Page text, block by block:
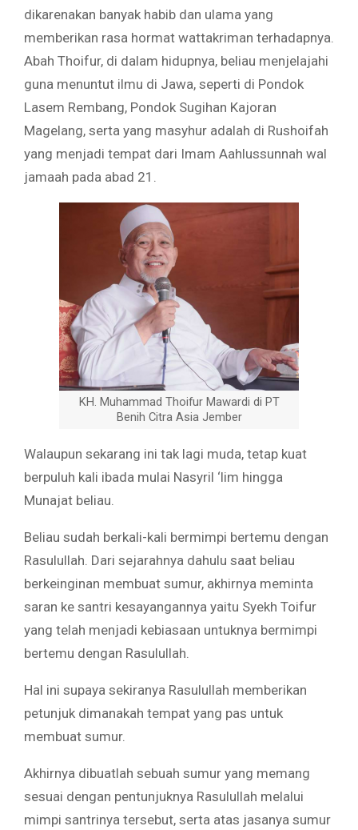
dikarenakan banyak habib dan ulama yang
memberikan rasa hormat wattakriman terhadapnya.
Abah Thoifur, di dalam hidupnya, beliau menjelajahi
guna menuntut ilmu di Jawa, seperti di Pondok
Lasem Rembang, Pondok Sugihan Kajoran
Magelang, serta yang masyhur adalah di Rushoifah
yang menjadi tempat dari Imam Aahlussunnah wal
jamaah pada abad 21.
KH. Muhammad Thoifur Mawardi di PT
Benih Citra Asia Jember
Walaupun sekarang ini tak lagi muda, tetap kuat
berpuluh kali ibada mulai Nasyril ‘lim hingga
Munajat beliau.
Beliau sudah berkali-kali bermimpi bertemu dengan
Rasulullah. Dari sejarahnya dahulu saat beliau
berkeinginan membuat sumur, akhirnya meminta
saran ke santri kesayangannya yaitu Syekh Toifur
yang telah menjadi kebiasaan untuknya bermimpi
bertemu dengan Rasulullah.
Hal ini supaya sekiranya Rasulullah memberikan
petunjuk dimanakah tempat yang pas untuk
membuat sumur.
Akhirnya dibuatlah sebuah sumur yang memang
sesuai dengan pentunjuknya Rasulullah melalui
mimpi santrinya tersebut, serta atas jasanya sumur